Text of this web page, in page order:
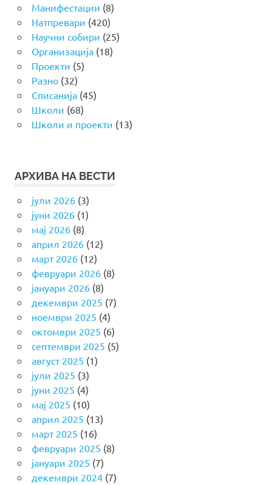
Манифестации (8)
Натпревари (420)
Научни собири (25)
Организација(18)
Проекти (5)
Разно(32)
Списанија(45)
Школи (68)
Школи и проекти (13)
АРХИВА НА ВЕСТИ
јули 2026(3)
јуни 2026(1)
мај 2026(8)
април 2026(12)
март 2026(12)
февруари 2026(8)
јануари 2026(8)
декември 2025 (7)
ноември 2025 (4)
октомври 2025 (6)
септември 2025 (5)
август 2025 (1)
јули 2025 (3)
јуни 2025 (4)
мај 2025 (10)
април 2025 (13)
март 2025 (16)
февруари 2025 (8)
јануари 2025 (7)
декември 2024(7)